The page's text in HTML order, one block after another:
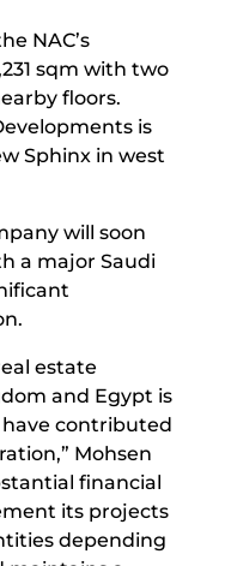
NAC’s
sqm with two
floors.
is
Sphinx in west
will soon
a major Saudi
estate
and Egypt is
contributed
Mohsen
financial
its projects
depending